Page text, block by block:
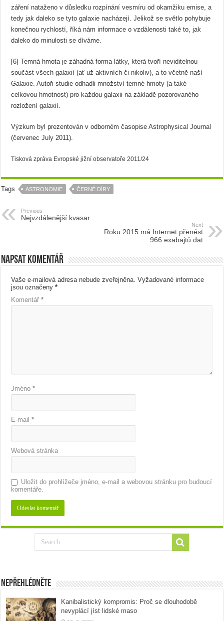
záření nataženo v důsledku rozpínání vesmíru od okamžiku emise, a
tedy jak daleko se tyto galaxie nacházejí. Jelikož se světlo pohybuje
konečnou rychlostí, říká nám informace o vzdálenosti také to, jak
daleko do minulosti se díváme.
[6] Temná hmota je záhadná forma látky, která tvoří neviditelnou
součást všech galaxií (ať už aktivních či nikoliv), a to včetně naší
Galaxie. Autoři studie odhadli množství temné hmoty (a také
celkovou hmotnost) pro každou galaxii na základě pozorovaného
rozložení galaxií.
Výzkum byl prezentován v odborném časopise Astrophysical Journal
(červenec July 2011).
Tisková zpráva Evropské jižní observatoře 2011/24
Tags ASTRONOMIE ČERNÉ DÍRY
Previous
Nejvzdálenější kvasar
Next
Roku 2015 má Internet přenést
966 exabajtů dat
Napsat komentář
Vaše e-mailová adresa nebude zveřejněna. Vyžadované informace
jsou označeny*
Komentář*
Jméno*
E-mail*
Webová stránka
Uložit do prohlížeče jméno, e-mail a webovou stránku pro budoucí
komentáře.
Nepřehlédněte
Kanibalistický kompromis: Proč se dlouhodobě
nevyplácí jíst lidské maso